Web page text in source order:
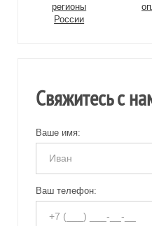
регионы
России
Свяжитесь с
Ваше имя:
Ваш телефон: